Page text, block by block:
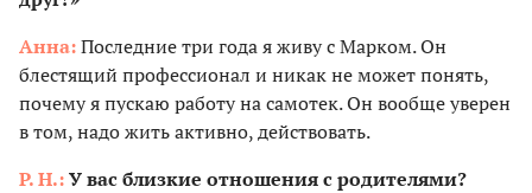
Анна:Последние три года я живу с Марком. Он
блестящий профессионал и никак не может понять,
почему я пускаю работу на самотек. Он вообще уверен
в том, надо жить активно, действовать.
Р. Н.:У вас близкие отношения с родителями?